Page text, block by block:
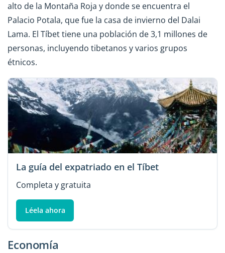
alto de la Montaña Roja y donde se encuentra el
Palacio Potala, que fue la casa de invierno del Dalai
Lama. El Tíbet tiene una población de 3,1 millones de
personas, incluyendo tibetanos y varios grupos
étnicos.
La guía del expatriado en el Tíbet
Completa y gratuita
Léela ahora
Economía